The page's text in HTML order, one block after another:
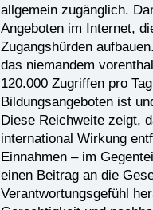
allgemein zugänglich.
Angeboten im Internet,
Zugangshürden
das niemandem
120.000 Zugriffen pro
Bildungsangeboten ist
Diese Reichweite zeigt,
international Wirkung
Einnahmen – im
einen Beitrag an die
Verantwortungsgefühl